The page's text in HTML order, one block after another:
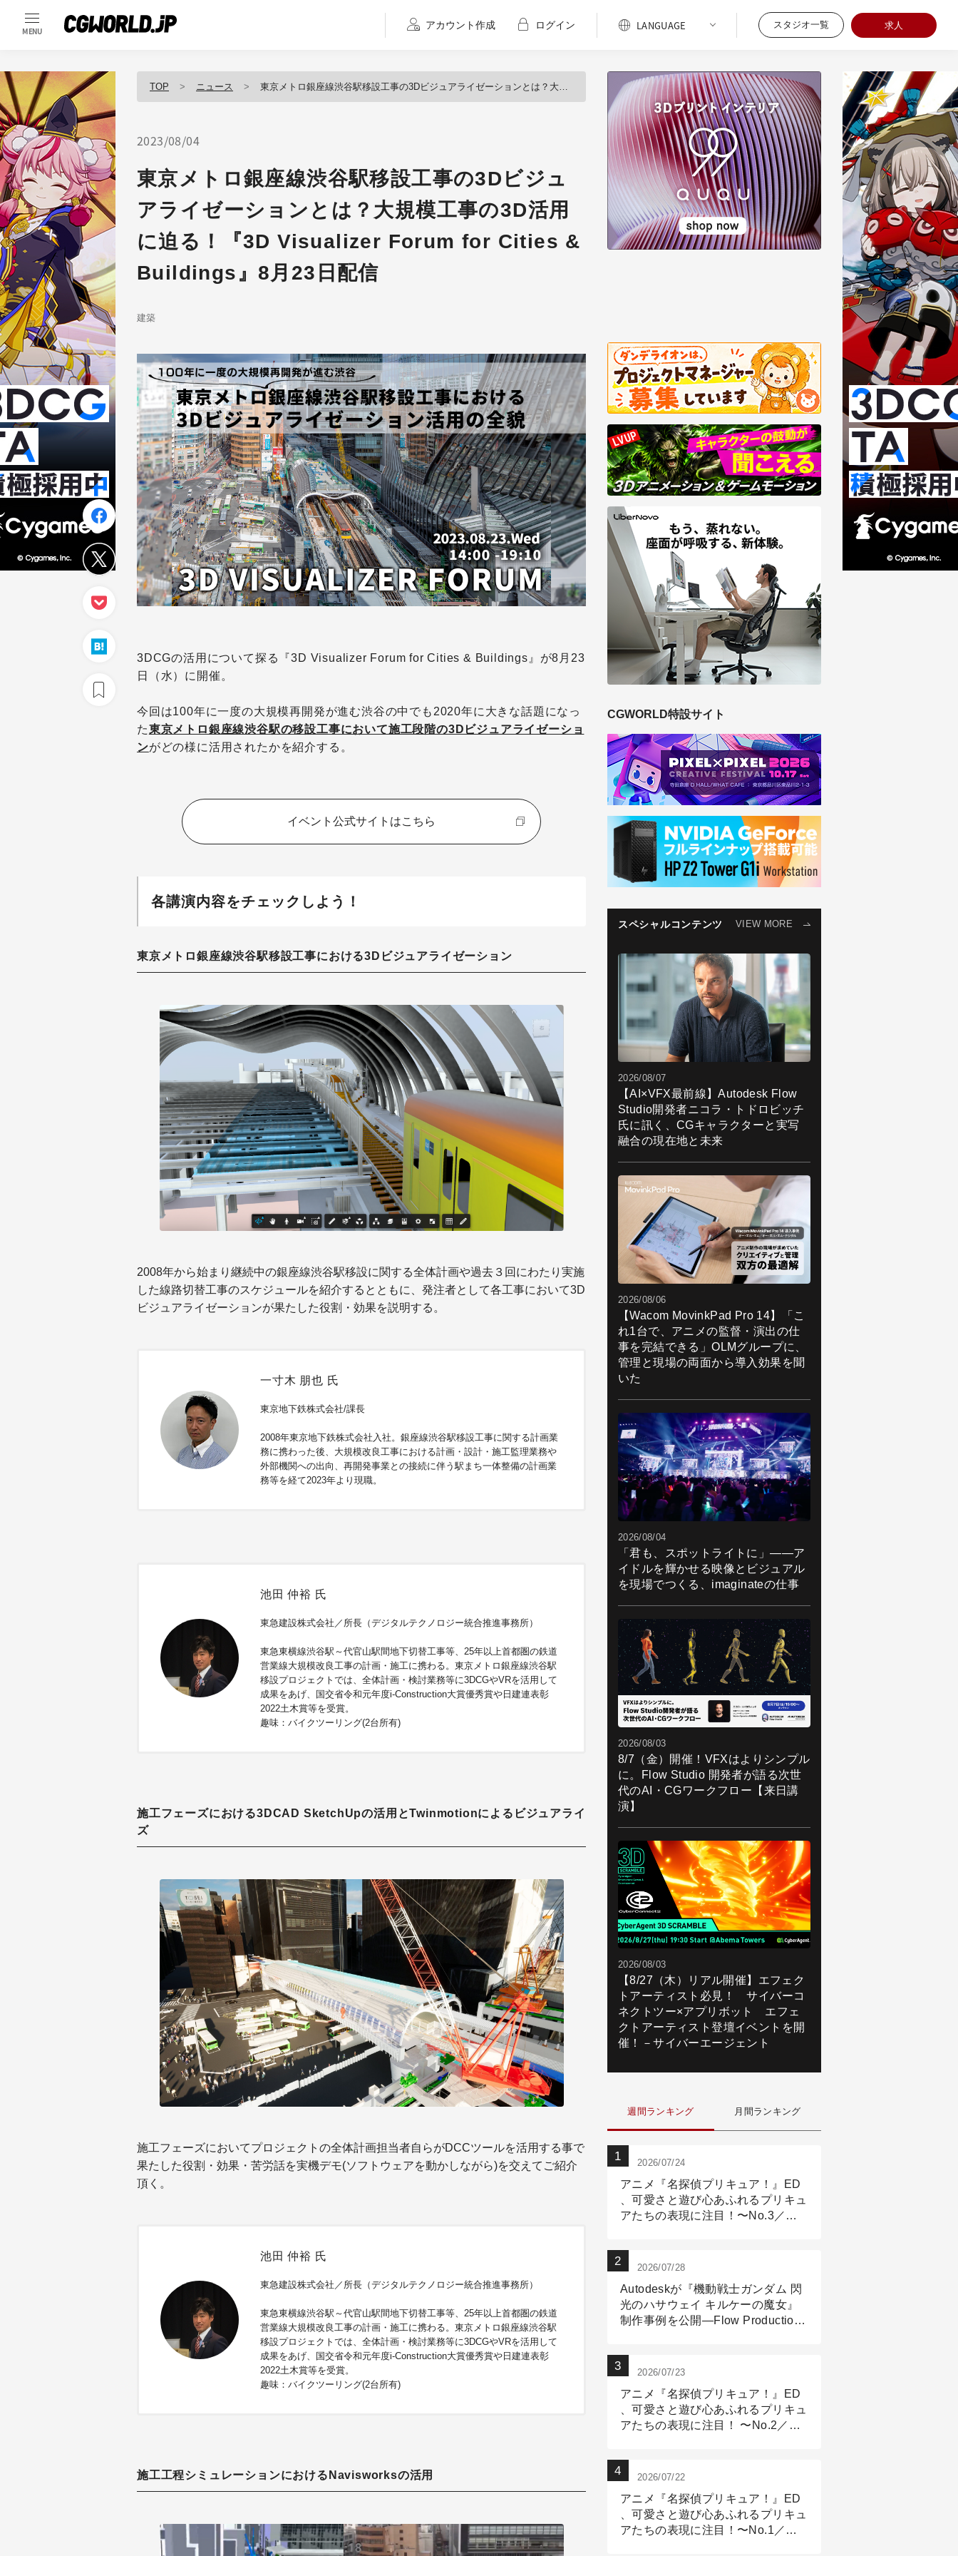
MENU
アカウント作成 ログイン スタジオ一覧 求人
TOP ニュース 東京メトロ銀座線渋谷駅移設工事の3Dビジュアライゼーションとは？大規模工事の3D活用に迫る！『3D Visualizer Forum for Cities & Buildings』8月23日配信
2023/08/04
東京メトロ銀座線渋谷駅移設工事の3Dビジュ
アライゼーションとは？大規模工事の3D活用
に迫る！『3D Visualizer Forum for Cities &
Buildings』8月23日配信
建築
3DCGの活用について探る『3D Visualizer Forum for Cities & Buildings』が8月23
日（水）に開催。
今回は100年に一度の大規模再開発が進む渋谷の中でも2020年に大きな話題になっ
た東京メトロ銀座線渋谷駅の移設工事において施工段階の3Dビジュアライゼーショ
ンがどの様に活用されたかを紹介する。
イベント公式サイトはこちら
各講演内容をチェックしよう！
東京メトロ銀座線渋谷駅移設工事における3Dビジュアライゼーション
2008年から始まり継続中の銀座線渋谷駅移設に関する全体計画や過去３回にわたり実施
した線路切替工事のスケジュールを紹介するとともに、発注者として各工事において3D
ビジュアライゼーションが果たした役割・効果を説明する。
一寸木 朋也 氏
東京地下鉄株式会社/課長
2008年東京地下鉄株式会社入社。銀座線渋谷駅移設工事に関する計画業
務に携わった後、大規模改良工事における計画・設計・施工監理業務や
外部機関への出向、再開発事業との接続に伴う駅まち一体整備の計画業
務等を経て2023年より現職。
池田 仲裕 氏
東急建設株式会社／所長（デジタルテクノロジー統合推進事務所）
東急東横線渋谷駅～代官山駅間地下切替工事等、25年以上首都圏の鉄道
営業線大規模改良工事の計画・施工に携わる。東京メトロ銀座線渋谷駅
移設プロジェクトでは、全体計画・検討業務等に3DCGやVRを活用して
成果をあげ、国交省令和元年度i-Construction大賞優秀賞や日建連表彰
2022土木賞等を受賞。
趣味：バイクツーリング(2台所有)
施工フェーズにおける3DCAD SketchUpの活用とTwinmotionによるビジュアライ
ズ
施工フェーズにおいてプロジェクトの全体計画担当者自らがDCCツールを活用する事で
果たした役割・効果・苦労話を実機デモ(ソフトウェアを動かしながら)を交えてご紹介
頂く。
池田 仲裕 氏
東急建設株式会社／所長（デジタルテクノロジー統合推進事務所）
東急東横線渋谷駅～代官山駅間地下切替工事等、25年以上首都圏の鉄道
営業線大規模改良工事の計画・施工に携わる。東京メトロ銀座線渋谷駅
移設プロジェクトでは、全体計画・検討業務等に3DCGやVRを活用して
成果をあげ、国交省令和元年度i-Construction大賞優秀賞や日建連表彰
2022土木賞等を受賞。
趣味：バイクツーリング(2台所有)
施工工程シミュレーションにおけるNavisworksの活用
CGWORLD特設サイト
スペシャルコンテンツ VIEW MORE
2026/08/07
【AI×VFX最前線】Autodesk Flow
Studio開発者ニコラ・トドロビッチ
氏に訊く、CGキャラクターと実写
融合の現在地と未来
2026/08/06
【Wacom MovinkPad Pro 14】「こ
れ1台で、アニメの監督・演出の仕
事を完結できる」OLMグループに、
管理と現場の両面から導入効果を聞
いた
2026/08/04
「君も、スポットライトに」――ア
イドルを輝かせる映像とビジュアル
を現場でつくる、imaginateの仕事
2026/08/03
8/7（金）開催！VFXはよりシンプル
に。Flow Studio 開発者が語る次世
代のAI・CGワークフロー【来日講
演】
2026/08/03
【8/27（木）リアル開催】エフェク
トアーティスト必見！ サイバーコ
ネクトツー×アプリボット エフェ
クトアーティスト登壇イベントを開
催！－サイバーエージェント
週間ランキング 月間ランキング
2026/07/24
アニメ『名探偵プリキュア！』ED
、可愛さと遊び心あふれるプリキュ
アたちの表現に注目！〜No.3／ア
2026/07/28
Autodeskが『機動戦士ガンダム 閃
光のハサウェイ キルケーの魔女』
制作事例を公開―Flow Production
2026/07/23
アニメ『名探偵プリキュア！』ED
、可愛さと遊び心あふれるプリキュ
アたちの表現に注目！ 〜No.2／モ
2026/07/22
アニメ『名探偵プリキュア！』ED
、可愛さと遊び心あふれるプリキュ
アたちの表現に注目！〜No.1／演